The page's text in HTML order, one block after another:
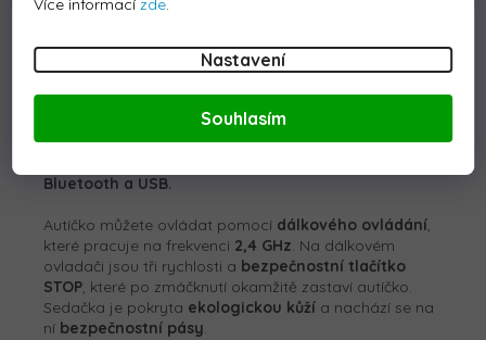
Více informacízde.
Nastavení
Souhlasím
Detailní popis produktu
garáži. Autíčko je poháněno baterii s kapacitou
12V/10Ah. Maximální zatížení vozítka je 25 kg. Během
Bluetooth a USB.
Autíčko můžete ovládat pomocí dálkového ovládání,
které pracuje na frekvenci 2,4 GHz. Na dálkovém
ovladači jsou tři rychlosti a bezpečnostní tlačítko
STOP, které po zmáčknutí okamžitě zastaví autíčko.
Sedačka je pokryta ekologickou kůží a nachází se na
ní bezpečnostní pásy.